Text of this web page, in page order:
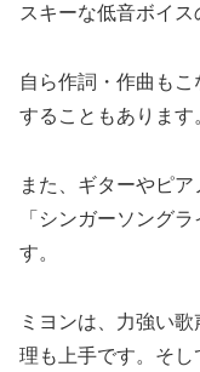
スキーな低音ボイス
自ら作詞・作曲も
することもあります
また、ギターやピ
「シンガーソング
す。
ミヨンは、力強い
理も上手です。そ